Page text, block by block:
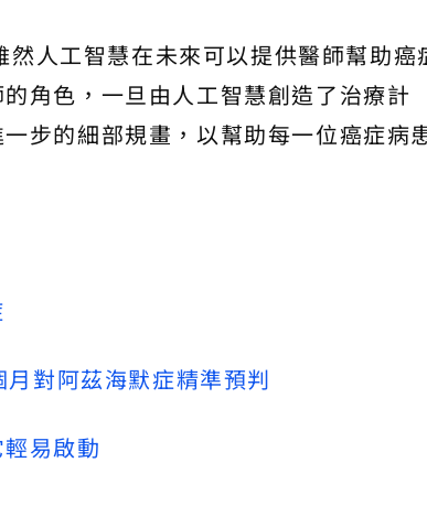
人工智慧在未來可以提供醫師幫助癌
角色，一旦由人工智慧創造了治療計
步的細部規畫，以幫助每一位癌症病
對阿茲海默症精準預判
易啟動